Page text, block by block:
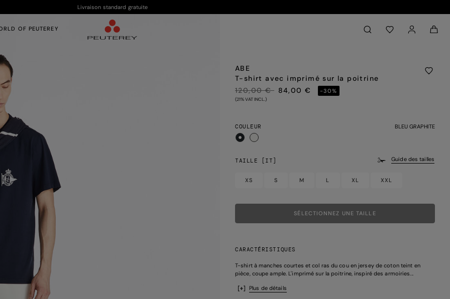
Livraison standard gratuite
OF PEUTEREY Back to My Account
ABE
T-shirt avec imprimé sur la poitrine
PRIX RÉDUIT DE
120,00 €À 84,00 € -30%
(21% VAT INCL.)
COULEUR BLEU GRAPHITE
TAILLE [IT] Guide des tailles
XS S M L XL XXL
SÉLECTIONNEZ UNE TAILLE
CARACTÉRISTIQUES
T-shirt à manches courtes et col ras du cou en jersey de coton teint en
pièce, coupe ample. L'imprimé sur la poitrine, inspiré des armoiries...
Plus de détails